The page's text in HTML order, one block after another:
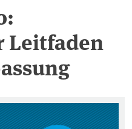
Leitfaden